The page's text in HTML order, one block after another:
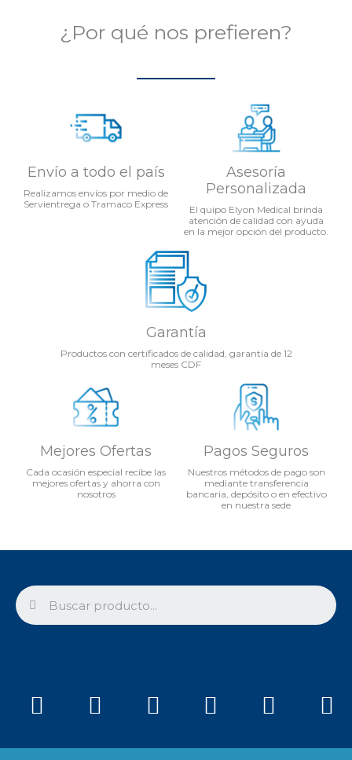
¿Por qué nos prefieren?
Envío a todo el país
Realizamos envíos por medio de
Servientrega o Tramaco Express
Asesoría
Personalizada
El quipo Elyon Medical brinda
atención de calidad con ayuda
en la mejor opción del producto.
Garantía
Productos con certificados de calidad, garantía de 12
meses CDF
Mejores Ofertas
Cada ocasión especial recibe las
mejores ofertas y ahorra con
nosotros
Pagos Seguros
Nuestros métodos de pago son
mediante transferencia
bancaria, depósito o en efectivo
en nuestra sede
Facebook
TwitterInstagram
Telegram